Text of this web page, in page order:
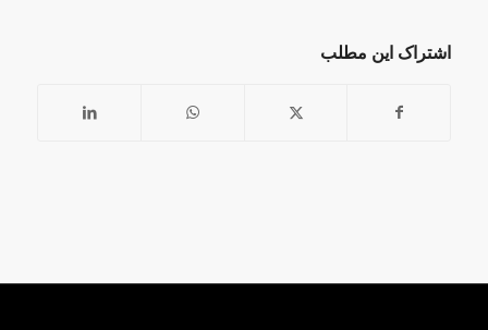
اشتراک این مطلب